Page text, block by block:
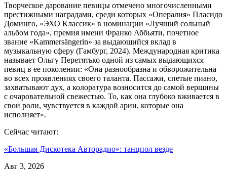
Творческое дарование певицы отмечено многочисленными
престижными наградами, среди которых «Опералия» Пласидо
Доминго, «ЭХО Классик» в номинации «Лучший сольный
альбом года», премия имени Франко Аббьяти, почетное
звание «Kammersängerin» за выдающийся вклад в
музыкальную сферу (Гамбург, 2024). Международная критика
называет Ольгу Перетятько одной из самых выдающихся
певиц в ее поколении: «Она разнообразна и обворожительна
во всех проявлениях своего таланта. Пассажи, спетые пиано,
захватывают дух, а колоратура возносится до самой вершины
с очаровательной свежестью. То, как она глубоко вживается в
свои роли, чувствуется в каждой арии, которые она
исполняет».
Сейчас читают:
«Большая Дискотека Авторадио»: танцпол везде
Авг 3, 2026